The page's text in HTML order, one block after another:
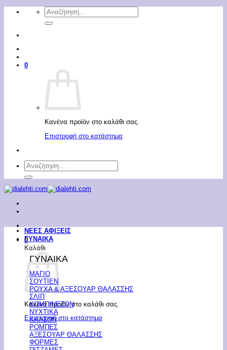
Μετάβαση
Αναζήτηση
για:
0
Κανένα προϊόν στο καλάθι σας.
Επιστροφή στο κατάστημα
Αναζήτηση
για:
0
Καλάθι
Κανένα προϊόν στο καλάθι σας.
Επιστροφή στο κατάστημα
ΝΕΕΣ ΑΦΙΞΕΙΣ
ΓΥΝΑΙΚΑ
ΓΥΝΑΙΚΑ
ΜΑΓΙΟ
ΣΟΥΤΙΕΝ
ΡΟΥΧΑ & ΑΞΕΣΟΥΑΡ ΘΑΛΑΣΣΗΣ
ΣΛΙΠ
ΚΟΜΠΙΝΕΖΟΝ
ΝΥΧΤΙΚΑ
ΚΑΛΣΟΝ
ΡΟΜΠΕΣ
ΑΞΕΣΟΥΑΡ ΘΑΛΑΣΣΗΣ
ΦΟΡΜΕΣ